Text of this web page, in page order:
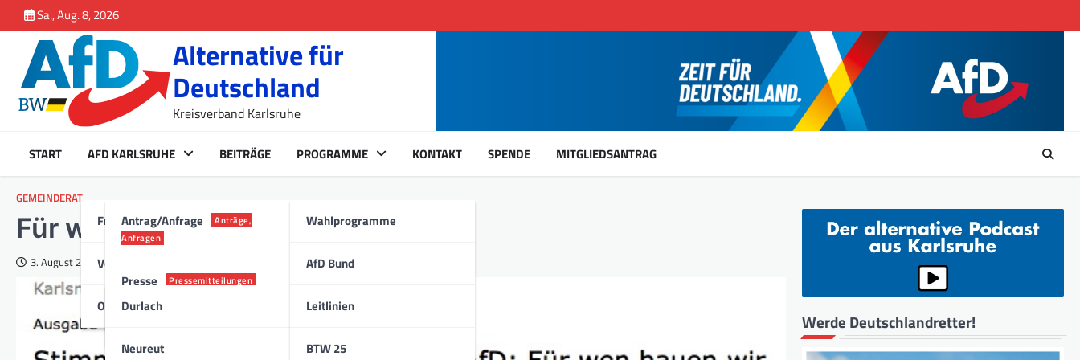
springen
to
content
Sa., Aug. 8, 2026
Alternative für
Deutschland
Kreisverband Karlsruhe
START AFD KARLSRUHE
Fraktion Karlsruhe
Antrag/Anfrage
Anträge,
Anfragen
Presse Pressemitteilungen
Vorstand
Ortsverband
Durlach
Neureut
BEITRÄGE PROGRAMME
Wahlprogramme
AfD Bund
Leitlinien
BTW 25
KONTAKT SPENDE MITGLIEDSANTRAG
GEMEINDERAT
Für wen bauen wir Wohnungen?
3. August 2018
Werde Deutschlandretter!